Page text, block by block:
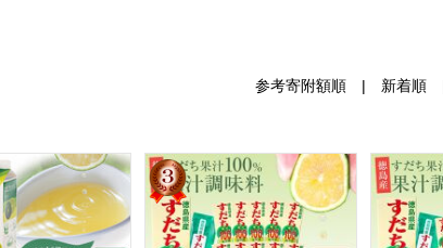
参考寄附額順 | 新着順